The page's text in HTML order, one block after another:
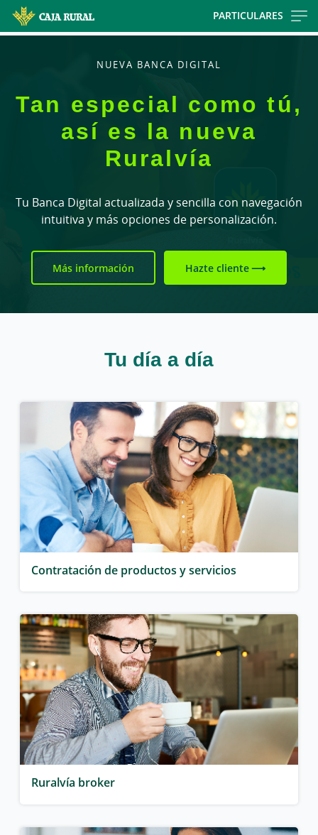
contentt
PARTICULARES
NUEVA BANCA DIGITAL
Tan especial como tú,
así es la nueva
Ruralvía
Tu Banca Digital actualizada y sencilla con navegación
intuitiva y más opciones de personalización.
Más información Hazte cliente
Tu día a día
Contratación de productos y servicios
Ruralvía broker